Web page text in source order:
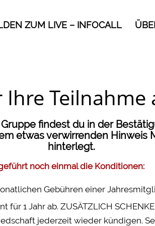
ZUM LIVE – INFOCALL
Teilnahme
findest du in der
etwas verwirrenden Hinweis
hinterlegt.
noch einmal die Konditionen:
Gebühren einer
1 Jahr ab. ZUSÄTZLICH
jederzeit wieder kündigen.